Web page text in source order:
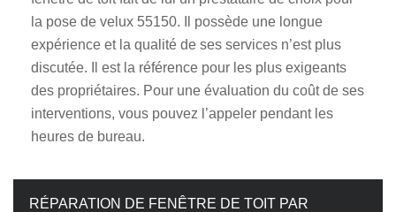
la pose de velux 55150. Il possède une longue
expérience et la qualité de ses services n’est plus
discutée. Il est la référence pour les plus exigeants
des propriétaires. Pour une évaluation du coût de ses
interventions, vous pouvez l’appeler pendant les
heures de bureau.
RÉPARATION DE FENÊTRE DE TOIT PAR